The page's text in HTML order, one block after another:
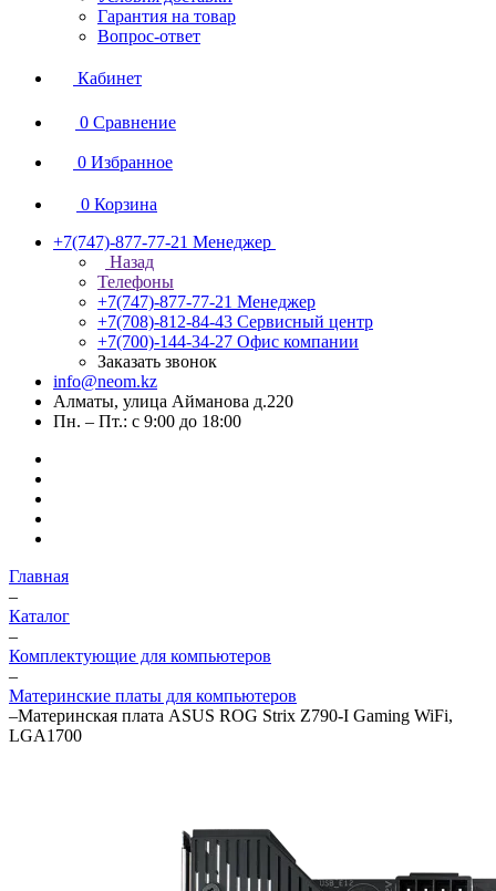
Гарантия на товар
Вопрос-ответ
Кабинет
0 Сравнение
0 Избранное
0 Корзина
+7(747)-877-77-21 Менеджер
Назад
Телефоны
+7(747)-877-77-21 Менеджер
+7(708)-812-84-43 Сервисный центр
+7(700)-144-34-27 Офис компании
Заказать звонок
info@neom.kz
Алматы, улица Айманова д.220
Пн. – Пт.: с 9:00 до 18:00
Главная
–
Каталог
–
Комплектующие для компьютеров
–
Материнские платы для компьютеров
–Материнская плата ASUS ROG Strix Z790-I Gaming WiFi,
LGA1700